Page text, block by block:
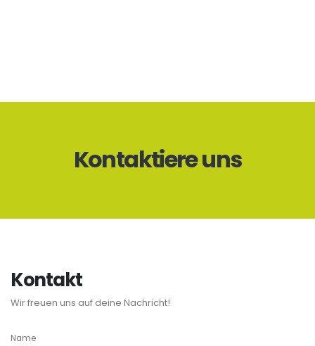
Kontaktiere uns
Kontakt
Wir freuen uns auf deine Nachricht!
Name